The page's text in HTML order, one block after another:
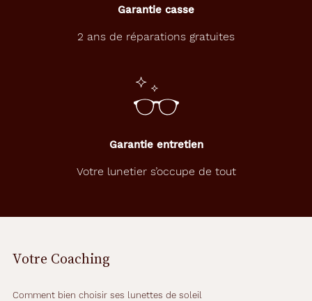
Garantie casse
2 ans de réparations gratuites
Garantie entretien
Votre lunetier s’occupe de tout
Votre Coaching
Comment bien choisir ses lunettes de soleil